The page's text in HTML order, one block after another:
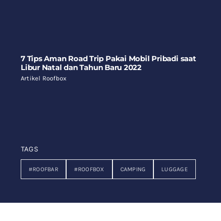
7 Tips Aman Road Trip Pakai Mobil Pribadi saat
Libur Natal dan Tahun Baru 2022
Artikel Roofbox
TAGS
#ROOFBAR #ROOFBOX CAMPING LUGGAGE